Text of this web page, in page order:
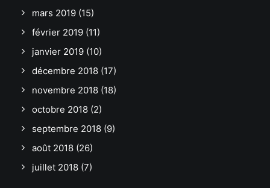
mars 2019 (15)
février 2019 (11)
janvier 2019 (10)
décembre 2018 (17)
novembre 2018 (18)
octobre 2018 (2)
septembre 2018 (9)
août 2018 (26)
juillet 2018 (7)